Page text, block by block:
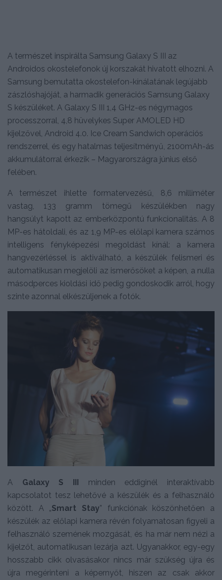
A természet inspirálta Samsung Galaxy S III az
Androidos okostelefonok új korszakát hivatott elhozni. A
Samsung bemutatta okostelefon-kínálatának legújabb
zászlóshajóját, a harmadik generációs Samsung Galaxy
S készüléket. A Galaxy S III 1,4 GHz-es négymagos
processzorral, 4,8 hüvelykes Super AMOLED HD
kijelzővel, Android 4.0. Ice Cream Sandwich operációs
rendszerrel, és egy hatalmas teljesítményű, 2100mAh-ás
akkumulátorral érkezik – Magyarországra június első
felében.
A természet ihlette formatervezésű, 8,6 milliméter
vastag, 133 gramm tömegű készülékben nagy
hangsúlyt kapott az emberközpontú funkcionalitás. A 8
MP-es hátoldali, és az 1,9 MP-es előlapi kamera számos
intelligens fényképezési megoldást kínál: a kamera
hangvezérléssel is aktiválható, a készülék felismeri és
automatikusan megjelöli az ismerősöket a képen, a nulla
másodperces kioldási idő pedig gondoskodik arról, hogy
szinte azonnal elkészüljenek a fotók.
A Galaxy S III minden eddiginél interaktívabb
kapcsolatot tesz lehetővé a készülék és a felhasználó
között. A „Smart Stay” funkciónak köszönhetően a
készülék az előlapi kamera révén folyamatosan figyeli a
felhasználó szemének mozgását, és ha már nem nézi a
kijelzőt, automatikusan lezárja azt. Ugyanakkor, egy-egy
hosszabb cikk olvasásakor nincs már szükség újra és
újra megérinteni a képernyőt, hiszen az csak akkor